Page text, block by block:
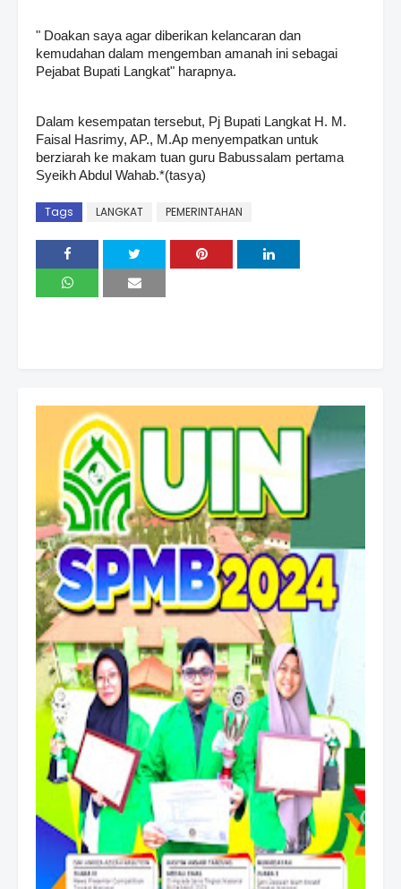
" Doakan saya agar diberikan kelancaran dan
kemudahan dalam mengemban amanah ini sebagai
Pejabat Bupati Langkat" harapnya.
Dalam kesempatan tersebut, Pj Bupati Langkat H. M.
Faisal Hasrimy, AP., M.Ap menyempatkan untuk
berziarah ke makam tuan guru Babussalam pertama
Syeikh Abdul Wahab.*(tasya)
Tags LANGKAT PEMERINTAHAN